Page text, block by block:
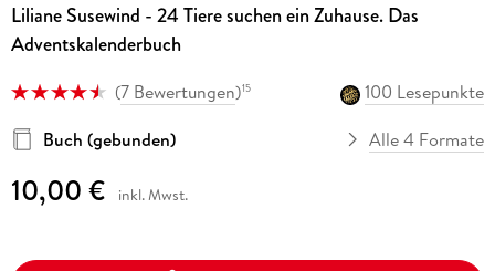
Liliane Susewind - 24 Tiere suchen ein Zuhause. Das
Adventskalenderbuch
(7 Bewertungen)15
100 Lesepunkte
Buch (gebunden)
Alle 4 Formate
10,00 € inkl. Mwst.